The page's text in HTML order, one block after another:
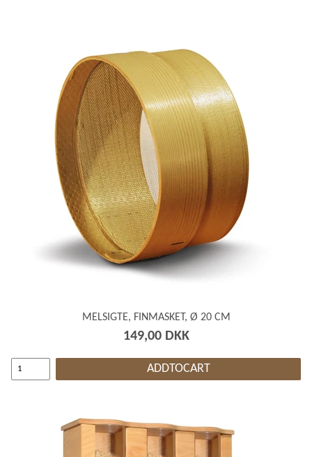
MELSIGTE, FINMASKET, Ø 20 CM
149,00 DKK
ADDTOCART